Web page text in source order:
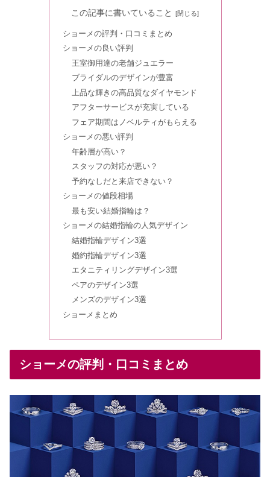
口コミまとめ
クレイジーウエディングの費用は高
い？悪い口コミや値段の評判まとめ
カルティエの指輪サイズ直し！クリー
ニング・修理のアフターサービスはあ
る？
リングラムの口コミ！結婚指輪の評判
＆アフターサービスは？値段も
結婚式の欠席がむかつく理由とは｜縁
の切れ目？呼ばないでほしい声も
ブルガリの婚約指輪の値段・評判は？
結婚指輪の口コミまとめ
銀座ダイヤモンドシライシの評判｜結
い？
アールイズウェディング口コミ・評判
｜ドレスは96000円？写真データ・キ
ロイヤルアッシャーの評判｜結婚指輪
＆ダイヤモンドの口コミまとめ
この記事に書いていること
ショーメの評判・口コミまとめ
ショーメの良い評判
王室御用達の老舗ジュエラー
ブライダルのデザインが豊富
上品な輝きの高品質なダイヤモンド
アフターサービスが充実している
フェア期間はノベルティがもらえる
ショーメの悪い評判
年齢層が高い？
スタッフの対応が悪い？
予約なしだと来店できない？
ショーメの値段相場
最も安い結婚指輪は？
ショーメの結婚指輪の人気デザイン
結婚指輪デザイン3選
婚約指輪デザイン3選
エタニティリングデザイン3選
ペアのデザイン3選
メンズのデザイン3選
ショーメまとめ
ショーメの評判・口コミまとめ